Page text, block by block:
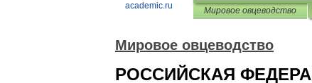
academic.ru Мировое овцеводство
Мировое овцеводство
РОССИЙСКАЯ